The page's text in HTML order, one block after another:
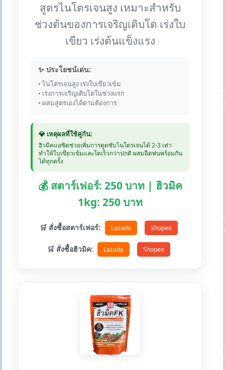
สูตรไนโตรเจนสูง เหมาะสำหรับ
ช่วงต้นของการเจริญเติบโต เร่งใบ
เขียว เร่งต้นแข็งแรง
✨ ประโยชน์เด่น:
• ไนโตรเจนสูง เร่งใบเขียวเข้ม
• เร่งการเจริญเติบโตในช่วงแรก
• ผสมสูตรเองได้ตามต้องการ
💎 เหตุผลที่ใช้คู่กัน:
ฮิวมิคแอซิดช่วยเพิ่มการดูดซับไนโตรเจนได้ 2-3 เท่า
ทำให้ใบเขียวเข้มและโตเร็วกว่าปกติ ผสมฉีดพ่นพร้อมกัน
ได้ทุกครั้ง
💰 สตาร์เฟอร์: 250 บาท | ฮิวมิค
1kg: 250 บาท
🛒 สั่งซื้อสตาร์เฟอร์: Lazada Shopee
🛒 สั่งซื้อฮิวมิค: Lazada Shopee